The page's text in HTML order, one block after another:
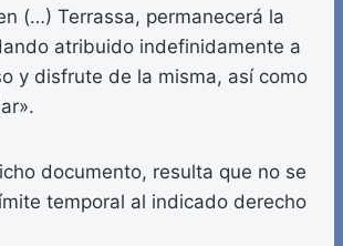
(…) Terrassa, permanecerá la
atribuido indefinidamente a
y disfrute de la misma, así como
documento, resulta que no se
temporal al indicado derecho